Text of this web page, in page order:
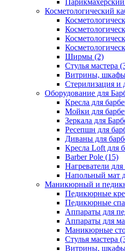
Косметологический
Ширмы (2)
Стулья мастера
Витрины,
Стерилизация и
Оборудование для
Кресла для
Мойки для
Зеркала для
Ресепшн для
Диваны для
Кресла Loft для
Barber Pole (15)
Нагреватели
Напольный мат
Маникюрный и
Педикюрные
Педикюрные
Аппараты для
Аппараты для
Маникюрные
Стулья мастера
Витрины,